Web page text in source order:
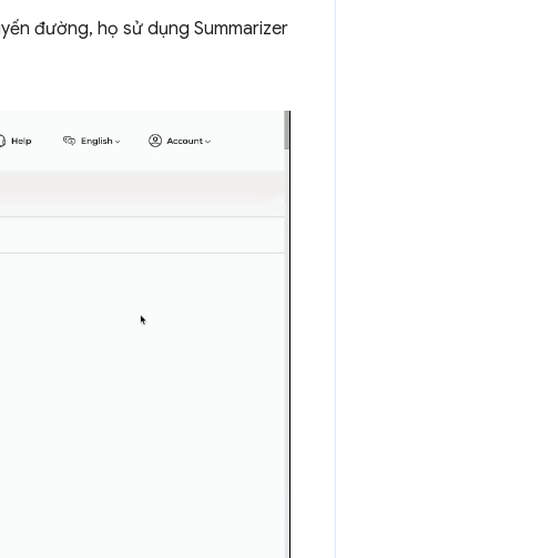
đường, họ sử dụng Summarizer